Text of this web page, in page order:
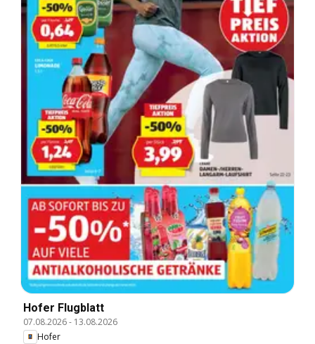
Hofer Flugblatt
07.08.2026- 13.08.2026
Hofer